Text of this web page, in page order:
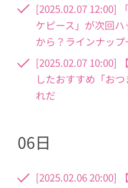
[2025.02.07 12:00]
ケピース」が次回
から？ラインナップ
[2025.02.07 10:00]
したおすすめ「お
れだ
06日
[2025.02.06 20:00]